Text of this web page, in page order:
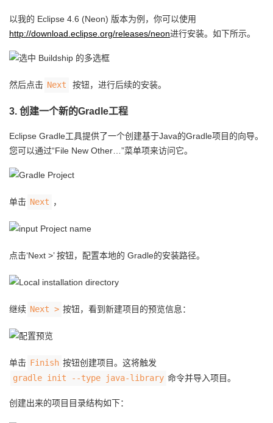
以我的 Eclipse 4.6 (Neon) 版本为例，你可以使用
http://download.eclipse.org/releases/neon进行安装。如下所示。
然后点击 Next 按钮，进行后续的安装。
3. 创建一个新的Gradle工程
Eclipse Gradle工具提供了一个创建基于Java的Gradle项目的向导。
您可以通过“File New Other…​”菜单项来访问它。
单击 Next ，
点击‘Next >’ 按钮，配置本地的 Gradle的安装路径。
继续 Next > 按钮，看到新建项目的预览信息：
单击 Finish 按钮创建项目。这将触发
gradle init --type java-library 命令并导入项目。
创建出来的项目目录结构如下：